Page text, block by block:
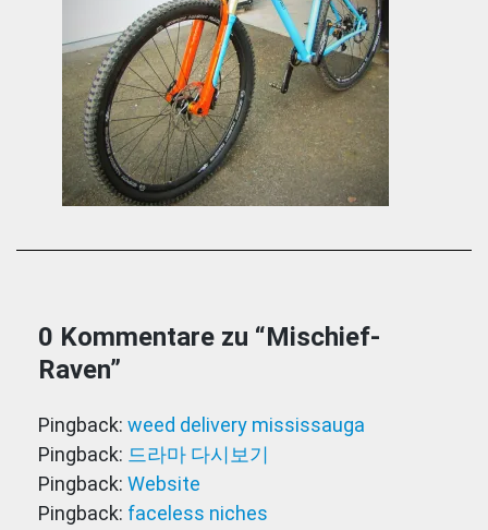
0 Kommentare zu “Mischief-
Raven”
Pingback: weed delivery mississauga
Pingback: 드라마 다시보기
Pingback: Website
Pingback: faceless niches